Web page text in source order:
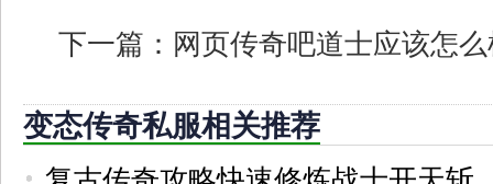
下一篇： 网页传奇吧道士应该怎
变态传奇私服相关推荐